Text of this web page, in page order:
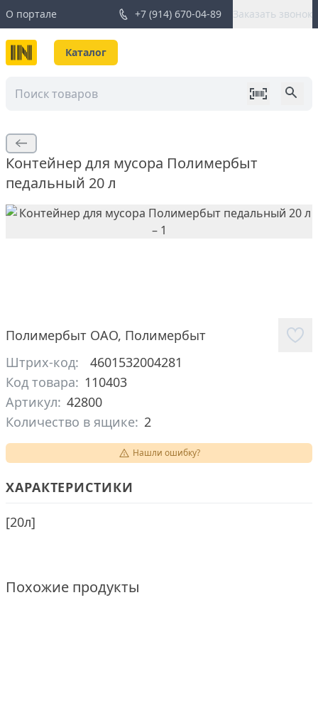
О портале +7 (914) 670-04-89 Заказать звонок
Каталог
Контейнер для мусора Полимербыт
педальный 20 л
Полимербыт ОАО, Полимербыт
Штрих-код:
4601532004281
Код товара: 110403
Артикул: 42800
Количество в ящике: 2
Нашли ошибку?
ХАРАКТЕРИСТИКИ
[20л]
Похожие продукты